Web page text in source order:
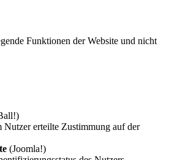
Funktionen der Website und nicht
Nutzer erteilte Zustimmung auf der
(Joomla!)